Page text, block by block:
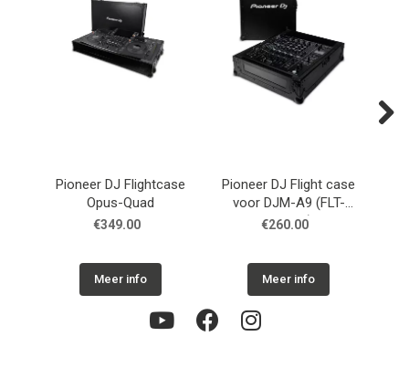
Pioneer DJ Flightcase
Opus-Quad
€349.00
Meer info
Pioneer DJ Flight case
voor DJM-A9 (FLT-
DJMA9)
€260.00
Meer info